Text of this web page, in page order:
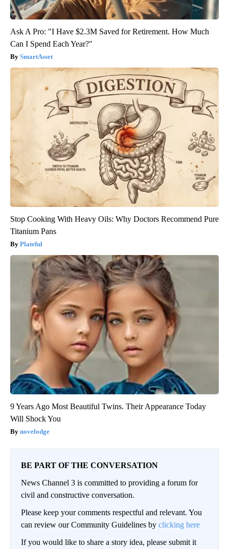
Ask A Pro: "I Have $2.3M Saved for Retirement. How Much
Can I Spend Each Year?"
SmartAsset
Stop Cooking With Heavy Oils: Why Doctors Recommend Pure
Titanium Pans
Plateful
9 Years Ago Most Beautiful Twins. Their Appearance Today
Will Shock You
novelodge
BE PART OF THE CONVERSATION
News Channel 3 is committed to providing a forum for
civil and constructive conversation.
Please keep your comments respectful and relevant. You
can review our Community Guidelines by clicking here
If you would like to share a story idea, please submit it